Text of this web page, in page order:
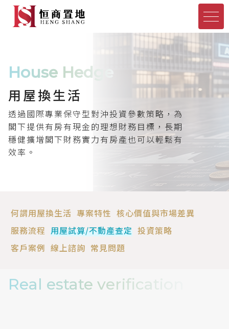
House Hedge
用屋換生活
透過國際專業保守型對沖投資參數策略， 為
閣下提供有房有現金的理想財務目標， 長期
穩健擴增閣下財務實力有房產也可以輕鬆有
效率。
何謂用屋換生活 專案特性 核心價值與市場差異
服務流程 用屋試算/不動產查定 投資策略
客戶案例 線上諮詢 常見問題
Real estate verification